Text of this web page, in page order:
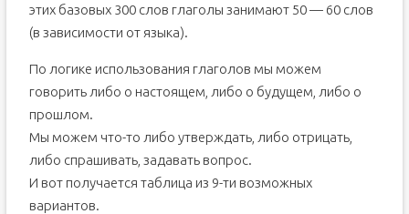
этих базовых 300 слов глаголы занимают 50 — 60 слов
(в зависимости от языка).
По логике использования глаголов мы можем
говорить либо о настоящем, либо о будущем, либо о
прошлом.
Мы можем что-то либо утверждать, либо отрицать,
либо спрашивать, задавать вопрос.
И вот получается таблица из 9-ти возможных
вариантов.